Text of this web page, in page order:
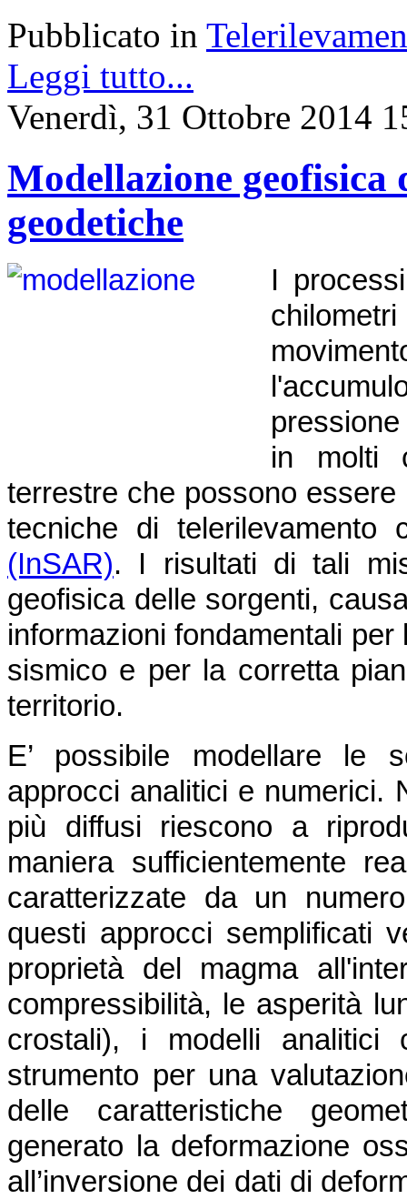
Pubblicato in
Leggi tutto...
Venerdì, 31 Ottobre 2014
Modellazione
geodetiche
I
in molti
terrestre che possono
tecniche di telerilevamento
(InSAR). I risultati di tali
geofisica delle sorgenti,
informazioni fondamentali
sismico e per la corretta
territorio.
E’ possibile modellare le
approcci analitici e numerici.
più diffusi riescono a
maniera sufficientemente
caratterizzate da un
questi approcci semplificati
proprietà del magma
compressibilità, le asperità
crostali), i modelli analitici
strumento per una
delle caratteristiche
generato la deformazione
all’inversione dei dati di